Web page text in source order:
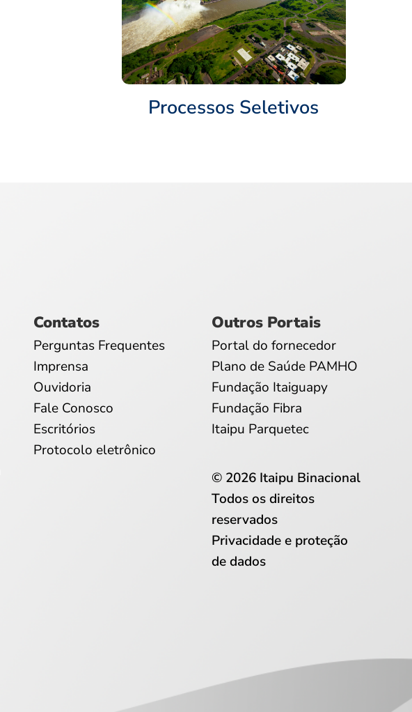
Processos Seletivos
Contatos
Perguntas Frequentes
Imprensa
Ouvidoria
Fale Conosco
Escritórios
Protocolo eletrônico
Outros Portais
Portal do fornecedor
Plano de Saúde PAMHO
Fundação Itaiguapy
Fundação Fibra
Itaipu Parquetec
© 2026 Itaipu Binacional
Todos os direitos
reservados
Privacidade e proteção
de dados